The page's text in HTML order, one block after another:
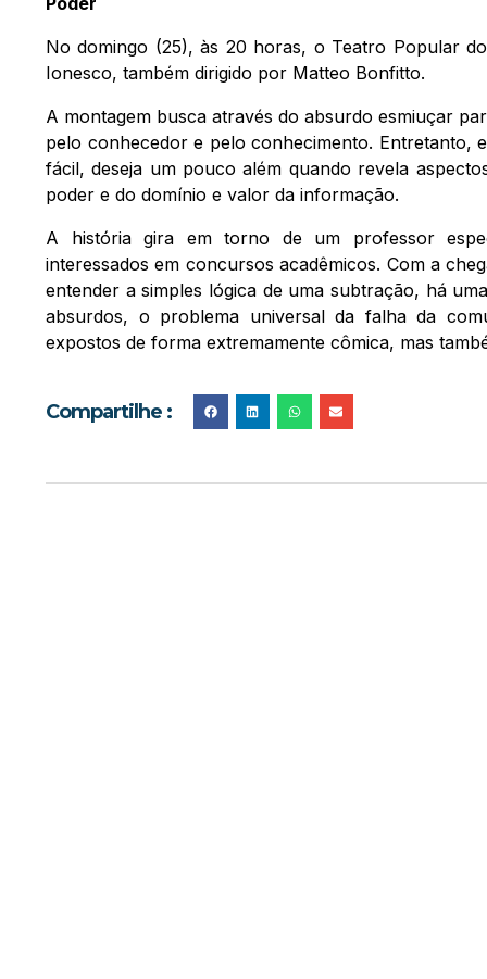
No domingo (25), às 20 horas, o Teatro Popular
Ionesco, também dirigido por Matteo Bonfitto.
A montagem busca através do absurdo esmiuçar
pelo conhecedor e pelo conhecimento. Entretanto,
fácil, deseja um pouco além quando revela
poder e do domínio e valor da informação.
A história gira em torno de um professor
interessados em concursos acadêmicos. Com a
entender a simples lógica de uma subtração, há
absurdos, o problema universal da falha da
expostos de forma extremamente cômica, mas
Compartilhe :